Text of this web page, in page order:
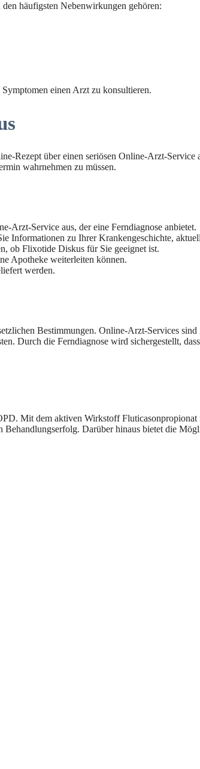
häufigsten Nebenwirkungen gehören:
einen Arzt zu konsultieren.
über einen seriösen Online-Arzt-Service
wahrnehmen zu müssen.
Arzt-Service aus, der eine Ferndiagnose anbietet.
zu Ihrer Krankengeschichte,
ob Flixotide Diskus für Sie geeignet ist.
Apotheke weiterleiten können.
werden.
Bestimmungen. Online-Arzt-Services
Durch die Ferndiagnose wird sichergestellt,
Mit dem aktiven Wirkstoff Fluticasonpropionat
Darüber hinaus bietet die